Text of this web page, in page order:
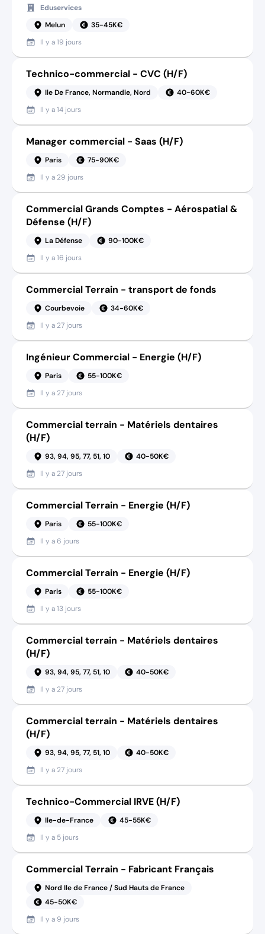
Eduservices
Melun
35-45K€
Il y a19 jours
Technico-commercial - CVC (H/F)
Ile De France, Normandie, Nord
40-60K€
Il y a14 jours
Manager commercial - Saas (H/F)
Paris
75-90K€
Il y a 29 jours
Commercial Grands Comptes - Aérospatial &
Défense (H/F)
La Défense
90-100K€
Il y a16 jours
Commercial Terrain - transport de fonds
Courbevoie
34-60K€
Il y a 27 jours
Ingénieur Commercial - Energie (H/F)
Paris
55-100K€
Il y a 27 jours
Commercial terrain - Matériels dentaires
(H/F)
93, 94, 95, 77, 51, 10
40-50K€
Il y a 27 jours
Commercial Terrain - Energie (H/F)
Paris
55-100K€
Il y a6 jours
Commercial Terrain - Energie (H/F)
Paris
55-100K€
Il y a13 jours
Commercial terrain - Matériels dentaires
(H/F)
93, 94, 95, 77, 51, 10
40-50K€
Il y a 27 jours
Commercial terrain - Matériels dentaires
(H/F)
93, 94, 95, 77, 51, 10
40-50K€
Il y a 27 jours
Technico-Commercial IRVE (H/F)
Ile-de-France
45-55K€
Il y a 5 jours
Commercial Terrain - Fabricant Français
Nord Ile de France / Sud Hauts de France
45-50K€
Il y a 9 jours